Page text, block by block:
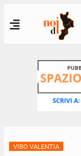
VIBO VALENTIA